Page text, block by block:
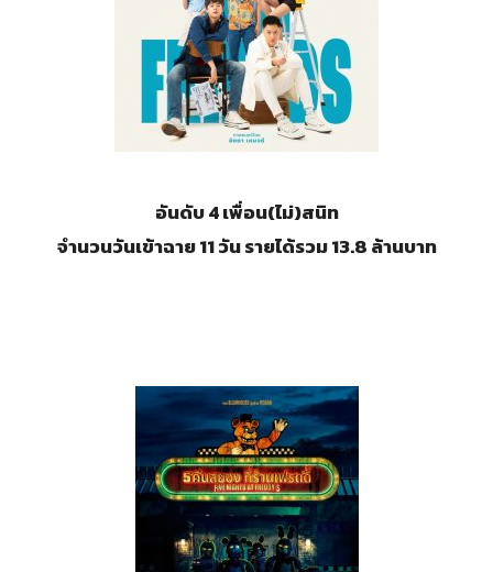
อันดับ 4 เพื่อน(ไม่)สนิท
จำนวนวันเข้าฉาย 11 วัน รายได้รวม 13.8 ล้านบาท